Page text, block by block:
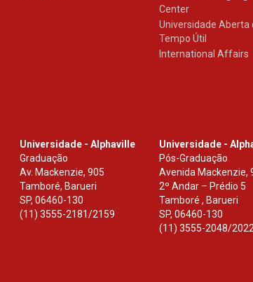
Center
Universidade Aberta
Tempo Útil
International Affairs
Universidade - Alphaville
Graduação
Av. Mackenzie, 905
Tamboré, Barueri
SP,06460-130
(11) 3555-2181/2159
Universidade -
Pós-Graduação
Avenida Mackenzie,
2º Andar – Prédio 5
Tamboré , Barueri
SP, 06460-130
(11) 3555-2048/2022.